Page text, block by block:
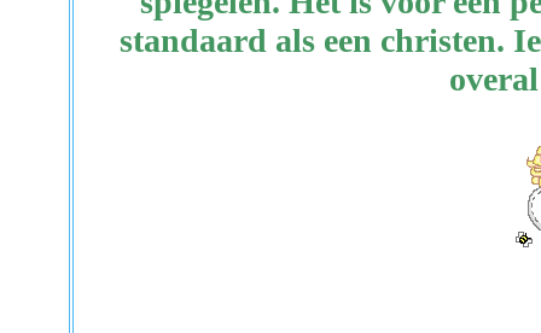
standaard als een christen.